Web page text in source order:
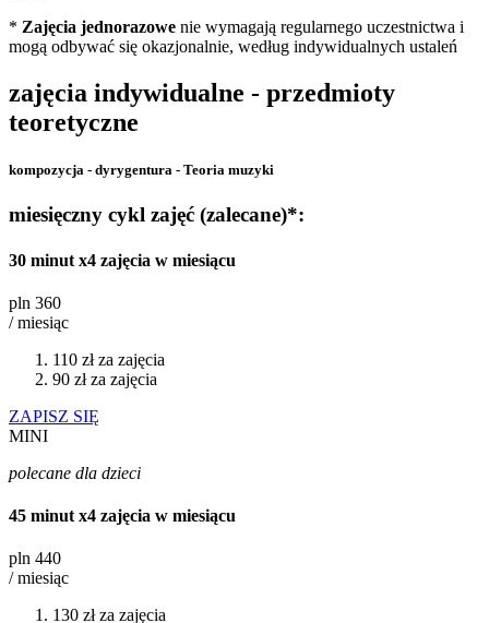
* Zajęcia jednorazowe nie wymagają regularnego uczestnictwa i
mogą odbywać się okazjonalnie, według indywidualnych ustaleń
zajęcia indywidualne - przedmioty
teoretyczne
kompozycja - dyrygentura - Teoria muzyki
miesięczny cykl zajęć (zalecane)*:
30 minut x4 zajęcia w miesiącu
pln 360
/ miesiąc
110 zł za zajęcia
90 zł za zajęcia
ZAPISZ SIĘ
MINI
polecane dla dzieci
45 minut x4 zajęcia w miesiącu
pln 440
/ miesiąc
130 zł za zajęcia